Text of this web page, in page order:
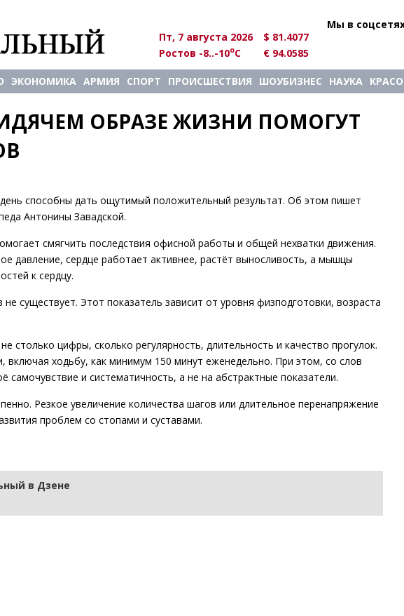
Мы в
Пт, 7 августа 2026
$ 81.4077
Ростов -8..-10oC € 94.0585
ЭКОНОМИКА АРМИЯ СПОРТ ПРОИСШЕСТВИЯ ШОУБИЗНЕС НАУКА
ОБРАЗЕ ЖИЗНИ ПОМОГУТ
способны дать ощутимый положительный результат. Об этом пишет
Антонины Завадской.
смягчить последствия офисной работы и общей нехватки движения.
давление, сердце работает активнее, растёт выносливость, а мышцы
к сердцу.
существует. Этот показатель зависит от уровня физподготовки, возраста
столько цифры, сколько регулярность, длительность и качество прогулок.
ходьбу, как минимум 150 минут еженедельно. При этом, со слов
самочувствие и систематичность, а не на абстрактные показатели.
Резкое увеличение количества шагов или длительное перенапряжение
проблем со стопами и суставами.
в Дзене